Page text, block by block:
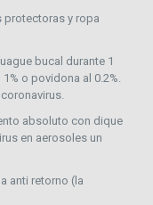
protectoras y ropa
bucal durante 1
o povidona al 0.2%.
absoluto con dique
en aerosoles un
anti retorno (la